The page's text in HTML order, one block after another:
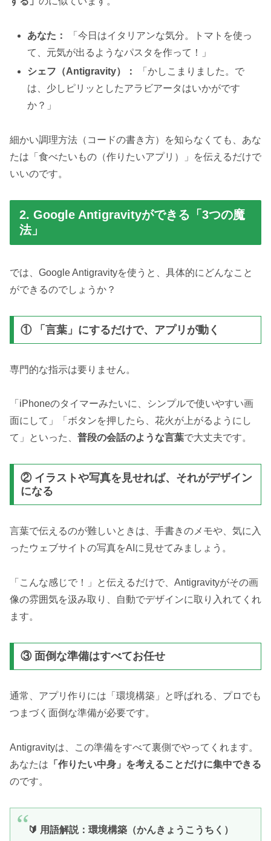
あなた：
「今日はイタリアンな気分。トマトを使っ
て、元気が出るようなパスタを作って！」
シェフ（Antigravity）：
「かしこまりました。で
は、少しピリッとしたアラビアータはいかがです
か？」
細かい調理方法（コードの書き方）を知らなくても、あな
たは「食べたいもの（作りたいアプリ）」を伝えるだけで
いいのです。
2. Google Antigravityができる「3つの魔
法」
では、Google Antigravityを使うと、具体的にどんなこと
ができるのでしょうか？
① 「言葉」にするだけで、アプリが動く
専門的な指示は要りません。
「iPhoneのタイマーみたいに、シンプルで使いやすい画
面にして」「ボタンを押したら、花火が上がるようにし
て」といった、 普段の会話のような言葉で大丈夫です。
② イラストや写真を見せれば、それがデザイン
になる
言葉で伝えるのが難しいときは、手書きのメモや、気に入
ったウェブサイトの写真をAIに見せてみましょう。
「こんな感じで！」と伝えるだけで、Antigravityがその画
像の雰囲気を汲み取り、自動でデザインに取り入れてくれ
ます。
③ 面倒な準備はすべてお任せ
通常、アプリ作りには「環境構築」と呼ばれる、プロでも
つまづく面倒な準備が必要です。
Antigravityは、この準備をすべて裏側でやってくれます。
あなたは 「作りたい中身」を考えることだけに集中できる
のです。
🔰 用語解説：環境構築（かんきょうこうちく）